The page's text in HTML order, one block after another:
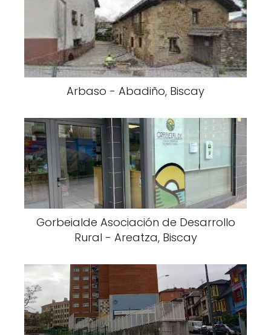
Arbaso - Abadiño, Biscay
Gorbeialde Asociación de Desarrollo
Rural - Areatza, Biscay